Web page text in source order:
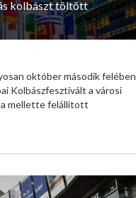
kolbászt töltött
október második felében
Kolbászfesztivált a városi
mellette felállított